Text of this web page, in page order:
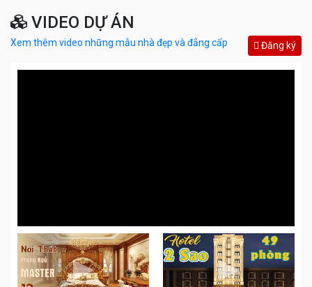
VIDEO DỰ ÁN
Xem thêm video những mẫu nhà đẹp và đẳng cấp Đăng ký